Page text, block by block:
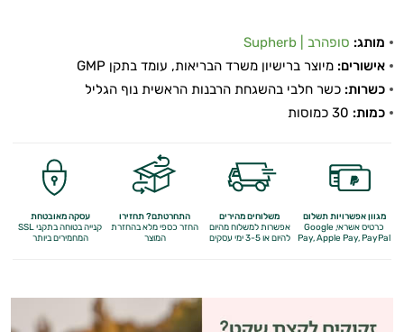
מותג: סופהרב | Supherb
אישורים: מיוצר ברישיון משרד הבריאות, עומד בתקן GMP
כשרות: כשר חלבי בהשגחת הרבנות הראשית נוף הגליל
כמות:
מגוון אפשרויות תשלום
כרטיס אשראי, Google
Pay,Apple Pay, PayPal
משלוחים מהירים
אפשרות למשלוח מהיום
להיום או 3-5 ימי עסקים
התחרטתם? תחזירו
החזר כספי מלאבהחזרת
המוצר
עסקה מאובטחת
קנייה בטוחה בתקני SSL
המחמירים ביותר